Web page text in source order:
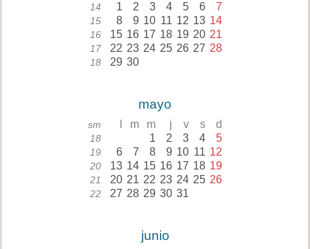
14 1 2 3 4 5 6 7
15 8 9 10 11 12 13 14
16 15 16 17 18 19 20 21
17 22 23 24 25 26 27 28
18 29 30
mayo
sm m m j v s d
18 1 2 3 4 5
19 6 7 8 9 10 11 12
20 13 14 15 16 17 18 19
21 20 21 22 23 24 25 26
22 27 28 29 30 31
junio